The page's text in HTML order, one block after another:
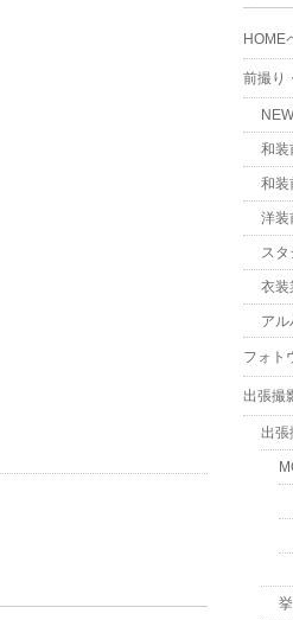
HOME
前撮り
和装
和装
洋装
スタ
衣装
ア
フォト
出張撮
出張